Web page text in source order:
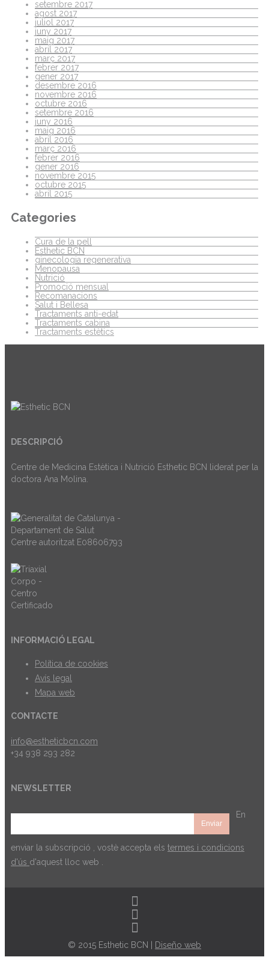
setembre 2017
agost 2017
juliol 2017
juny 2017
maig 2017
abril 2017
març 2017
febrer 2017
gener 2017
desembre 2016
novembre 2016
octubre 2016
setembre 2016
juny 2016
maig 2016
abril 2016
març 2016
febrer 2016
gener 2016
novembre 2015
octubre 2015
abril 2015
Categories
Cura de la pell
Esthetic BCN
ginecologia regenerativa
Menopausa
Nutrició
Promoció mensual
Recomanacions
Salut i Bellesa
Tractaments anti-edat
Tractaments cabina
Tractaments estètics
DESCRIPCIÓ
Centre de Medicina Estètica i Nutrició Esthetic BCN liderat per la
doctora Ana Molina.
Centre autoritzat E08606793
INFORMACIÓ LEGAL
Política de cookies
Avís legal
Mapa web
CONTACTE
info@estheticbcn.com
+34 938 293 282
NEWSLETTER
En
enviar la subscripció , vostè accepta els termes i condicions
d'ús d'aquest lloc web .
© 2015 Esthetic BCN | Diseño web